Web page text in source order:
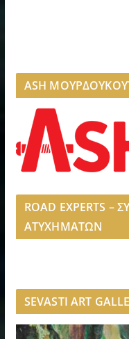
ASH
ROAD EXPERTS
ΑΤΥΧΗΜΑΤΩΝ
SEVASTI ART